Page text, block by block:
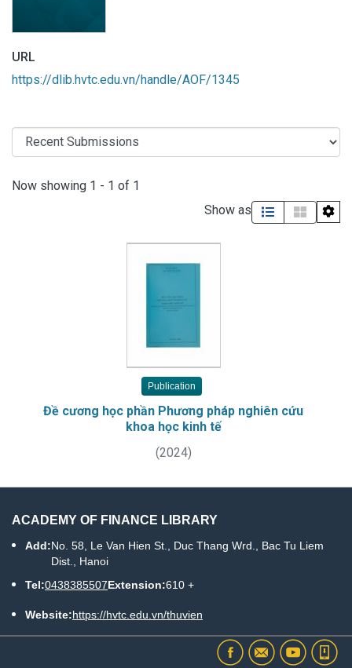
URL
https://dlib.hvtc.edu.vn/handle/AOF/1345
Recent Submissions
Now showing 1 - 1 of 1
Show as
Publication
Đề cương học phần Phương pháp nghiên cứu
khoa học kinh tế
(2024)
ACADEMY OF FINANCE LIBRARY
Add:No. 58, Le Van Hien St., Duc Thang Wrd., Bac Tu Liem
Dist., Hanoi
Tel:0438385507Extension:610 +
Website:https://hvtc.edu.vn/thuvien